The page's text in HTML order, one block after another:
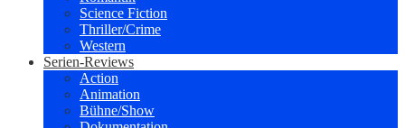
Science Fiction
Thriller/Crime
Western
Serien-Reviews
Action
Animation
Bühne/Show